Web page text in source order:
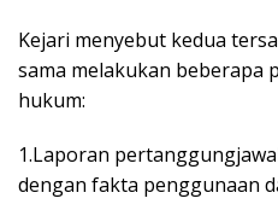
Kejari menyebut kedua
sama melakukan beberapa
hukum:
1.Laporan
dengan fakta penggunaan